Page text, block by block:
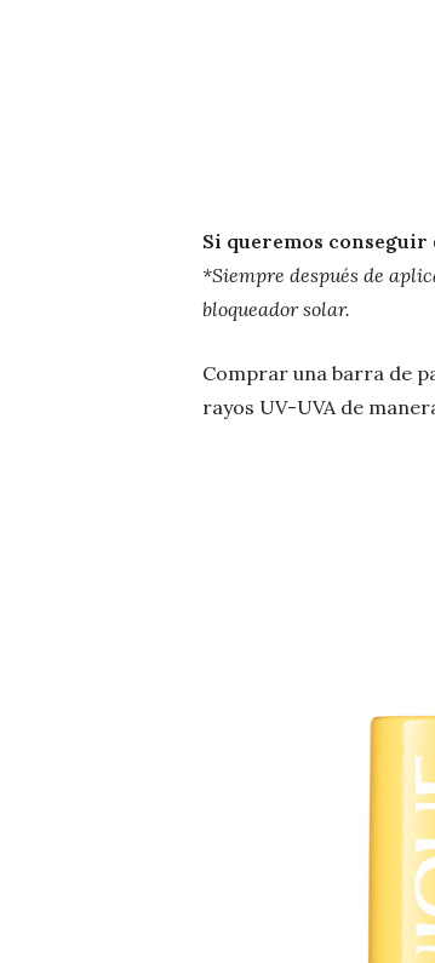
Si queremos conseguir
*Siempre después de
bloqueador solar.
Comprar una barra de
rayos UV-UVA de